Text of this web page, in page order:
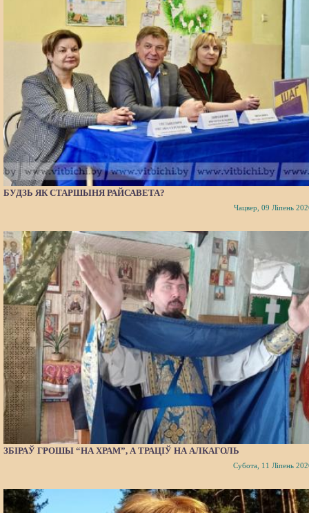
БУДЗЬ ЯК СТАРШЫНЯ РАЙСАВЕТА?
Чацвер, 09 Ліпень
ЗБІРАЎ ГРОШЫ “НА ХРАМ”, А ТРАЦІЎ НА АЛКАГОЛЬ
Субота, 11 Ліпень